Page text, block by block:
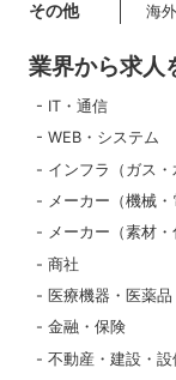
その他 海外
業界から求人
IT・通信
WEB・システム
インフラ（ガス・
メーカー（機械・
メーカー（素材
商社
医療機器・医薬
金融・保険
不動産・建設・設